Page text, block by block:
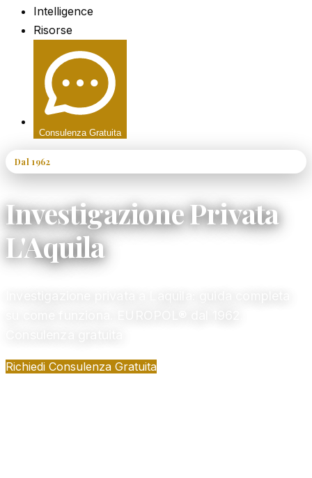
Intelligence
Risorse
Consulenza Gratuita
Dal 1962
Investigazione Privata
L'Aquila
Richiedi Consulenza Gratuita